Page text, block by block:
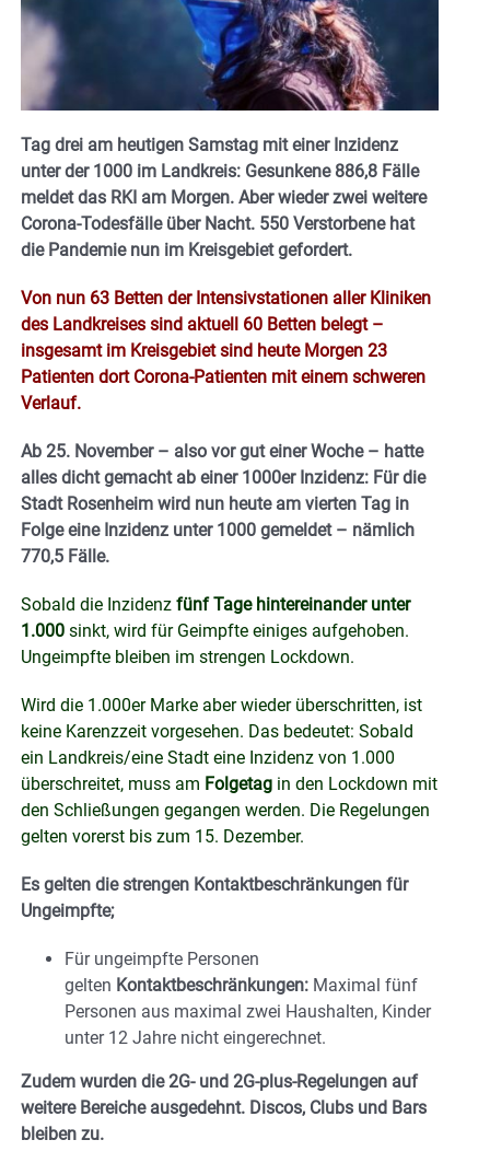
Tag drei am heutigen Samstag mit einer Inzidenz
unter der 1000 im Landkreis: Gesunkene 886,8 Fälle
meldet das RKI am Morgen. Aber wieder zwei weitere
Corona-Todesfälle über Nacht. 550 Verstorbene hat
die Pandemie nun im Kreisgebiet gefordert.
Von nun 63 Betten der Intensivstationen aller Kliniken
des Landkreises sind aktuell 60 Betten belegt –
insgesamt im Kreisgebiet sind heute Morgen 23
Patienten dort Corona-Patienten mit einem schweren
Verlauf.
Ab 25. November – also vor gut einer Woche – hatte
alles dicht gemacht ab einer 1000er Inzidenz: Für die
Stadt Rosenheim wird nun heute am vierten Tag in
Folge eine Inzidenz unter 1000 gemeldet – nämlich
770,5 Fälle.
Sobald die Inzidenz fünf Tage hintereinander unter
1.000 sinkt, wird für Geimpfte einiges aufgehoben.
Ungeimpfte bleiben im strengen Lockdown.
Wird die 1.000er Marke aber wieder überschritten, ist
keine Karenzzeit vorgesehen. Das bedeutet: Sobald
ein Landkreis/eine Stadt eine Inzidenz von 1.000
überschreitet, muss am Folgetag in den Lockdown mit
den Schließungen gegangen werden. Die Regelungen
gelten vorerst bis zum 15. Dezember.
Es gelten die strengen Kontaktbeschränkungen für
Ungeimpfte;
Für ungeimpfte Personen
gelten Kontaktbeschränkungen: Maximal fünf
Personen aus maximal zwei Haushalten, Kinder
unter 12 Jahre nicht eingerechnet.
Zudem wurden die 2G- und 2G-plus-Regelungen auf
weitere Bereiche ausgedehnt. Discos, Clubs und Bars
bleiben zu.